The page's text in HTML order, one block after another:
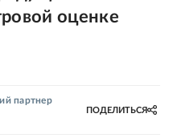
оценке
партнер
ПОДЕЛИТЬСЯ